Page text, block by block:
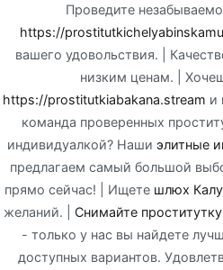
Проведите
https://
вашего удовольствия. |
низким ценам. |
https://prostitutkiabakana.stream и
команда проверенных
индивидуалкой? Наши элитные
предлагаем самый большой
прямо сейчас! | Ищете шлюх
желаний. | Снимайте
- только у нас вы найдете
доступных вариантов.